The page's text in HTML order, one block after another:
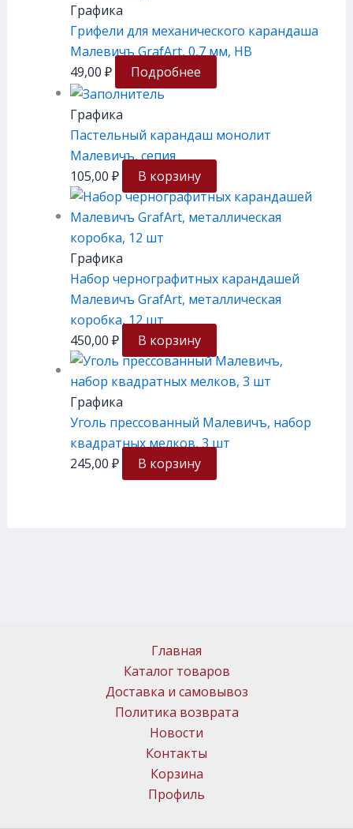
Графика
Грифели для механического карандаша
Малевичъ GrafArt, 0,7 мм, HB
49,00 ₽ Подробнее
Графика
Пастельный карандаш монолит
Малевичъ, сепия
105,00 ₽ В корзину
Графика
Набор чернографитных карандашей
Малевичъ GrafArt, металлическая
коробка, 12 шт
450,00 ₽ В корзину
Графика
Уголь прессованный Малевичъ, набор
квадратных мелков, 3 шт
245,00 ₽ В корзину
Главная
Каталог товаров
Доставка и самовывоз
Политика возврата
Новости
Контакты
Корзина
Профиль